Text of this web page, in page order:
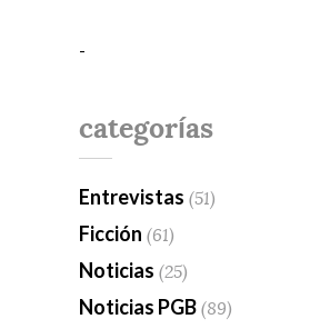
-
categorías
Entrevistas (51)
Ficción (61)
Noticias (25)
Noticias PGB (89)